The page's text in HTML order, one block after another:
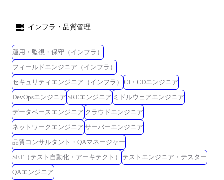
インフラ・品質管理
運用・監視・保守（インフラ）
フィールドエンジニア（インフラ）
セキュリティエンジニア（インフラ）
CI・CDエンジニア
DevOpsエンジニア SREエンジニア ミドルウェアエンジニア
データベースエンジニア クラウドエンジニア
ネットワークエンジニア サーバーエンジニア
品質コンサルタント・QAマネージャー
SET（テスト自動化・アーキテクト）
テストエンジニア・テスター
QAエンジニア